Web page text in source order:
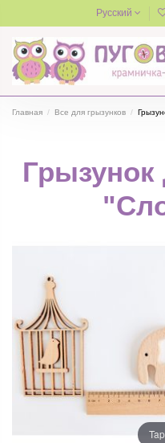
Русский
Главная Все для грызунков